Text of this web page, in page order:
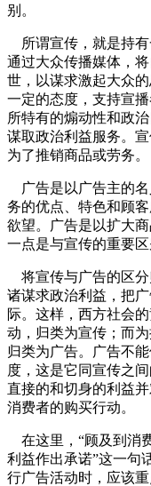
别。
所谓宣传，就是持
通过大众传播媒体，
世，以谋求激起大众
一定的态度，支持宣
所特有的煽动性和政
谋取政治利益服务。
为了推销商品或劳务。
广告是以广告主的名
务的优点、特色和顾
欲望。广告是以扩大
一点是与宣传的重要区
将宣传与广告的区分
诸谋求政治利益，把
际。这样，西方社会
动，归类为宣传；而
归类为广告。广告不
度，这是它同宣传之
直接的和切身的利益
消费者的购买行动。
在这里，“顾及到消
利益作出承诺”这一句
行广告活动时，应该